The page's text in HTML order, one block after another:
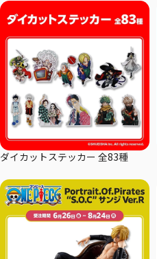
ダイカットステッカー 全83種